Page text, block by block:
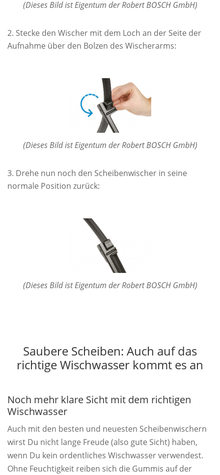
(Dieses Bild ist Eigentum der Robert BOSCH GmbH)
Stecke den Wischer mit dem Loch an der Seite der
Aufnahme über den Bolzen des Wischerarms:
(Dieses Bild ist Eigentum der Robert BOSCH GmbH)
Drehe nun noch den Scheibenwischer in seine
normale Position zurück:
(Dieses Bild ist Eigentum der Robert BOSCH GmbH)
Saubere Scheiben: Auch auf das
richtige Wischwasser kommt es an
Noch mehr klare Sicht mit dem richtigen
Wischwasser
Auch mit den besten und neuesten Scheibenwischern
wirst Du nicht lange Freude (also gute Sicht) haben,
wenn Du kein ordentliches Wischwasser verwendest.
Ohne Feuchtigkeit reiben sich die Gummis auf der